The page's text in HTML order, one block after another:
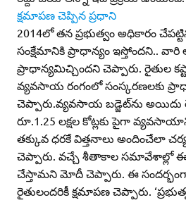
క్షమాపణ చెప్పిన ప్రధాని
2014లో తన ప్రభుత్వం అధికారం
సంక్షేమానికి ప్రాధాన్యం ఇస్తోందని.. వారి
ప్రాధాన్యమిచ్చిందని చెప్పారు. రైతుల
వ్యవసాయ రంగంలో సంస్కరణలకు
చెప్పారు.వ్యవసాయ బడ్జెట్‌ను అయిదు
రూ.1.25 లక్షల కోట్లకు పైగా
తక్కువ ధరకే విత్తనాలు అందించేలా
చెప్పారు. వచ్చే శీతాకాల సమావేశాల్లో ఈ
చేస్తామని మోదీ చెప్పారు. ఈ
రైతులందరికీ క్షమాపణ చెప్పారు.